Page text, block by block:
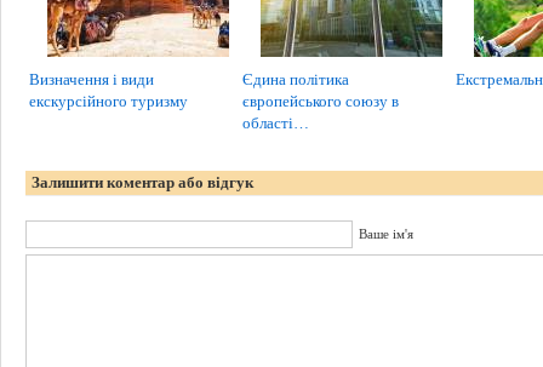
Визначення і види
екскурсійного туризму
Єдина політика
європейського союзу в
області…
Залишити коментар або відгук
Ваше ім'я